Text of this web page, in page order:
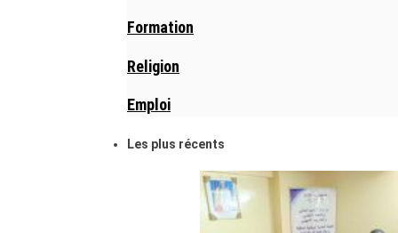
Formation
Religion
Emploi
Les plus récents